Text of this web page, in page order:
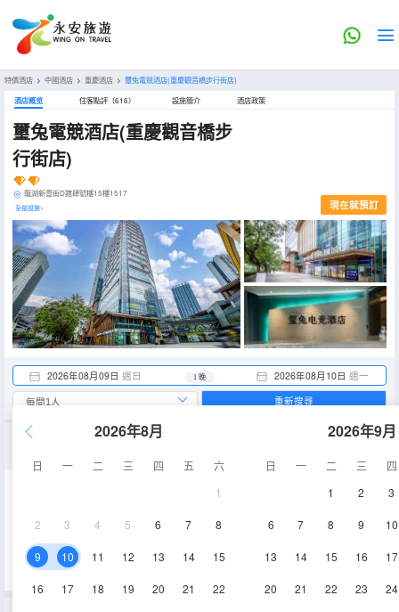
特價酒店 > 中國酒店 > 重慶酒店 > 璽兔電競酒店(重慶觀音橋步行街店)
酒店概览 住客點評（616） 設施簡介 酒店政策
璽兔電競酒店(重慶觀音橋步
行街店)
龍湖新壹街D館肆號樓15樓1517
全部設施> 現在就預訂
2026年08月09日 週日 2026年08月10日 週一
1 晚
2026年8月
日 一 二 三 四 五
六
1
2 3 4 5 6 7 8
9 10 11 12 13 14 15
16 17 18 19 20 21 22
2026年9月
日 一 二 三
四
1
2 3
6 7 8 9 10
13 14 15 16 17
20 21 22 23 24
重新搜尋
淋浴